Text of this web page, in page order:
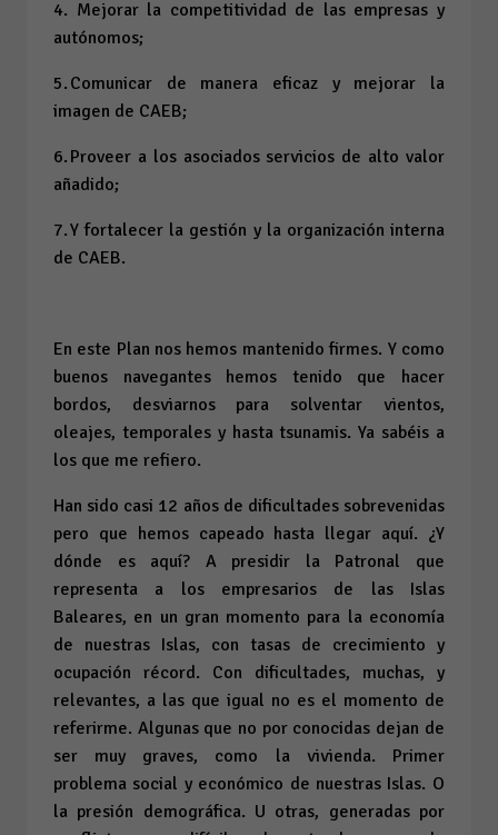
4. Mejorar la competitividad de las empresas y
autónomos;
5. Comunicar de manera eficaz y mejorar la
imagen de CAEB;
6. Proveer a los asociados servicios de alto valor
añadido;
7. Y fortalecer la gestión y la organización interna
de CAEB.
En este Plan nos hemos mantenido firmes. Y como
buenos navegantes hemos tenido que hacer
bordos, desviarnos para solventar vientos,
oleajes, temporales y hasta tsunamis. Ya sabéis a
los que me refiero.
Han sido casi 12 años de dificultades sobrevenidas
pero que hemos capeado hasta llegar aquí. ¿Y
dónde es aquí? A presidir la Patronal que
representa a los empresarios de las Islas
Baleares, en un gran momento para la economía
de nuestras Islas, con tasas de crecimiento y
ocupación récord. Con dificultades, muchas, y
relevantes, a las que igual no es el momento de
referirme. Algunas que no por conocidas dejan de
ser muy graves, como la vivienda. Primer
problema social y económico de nuestras Islas. O
la presión demográfica. U otras, generadas por